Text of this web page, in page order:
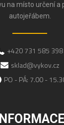
na místo určení a
autojeřábem.
+420 731 585 398
sklad@vykov.cz
PO - PÁ: 7.00 -
INFORMACE